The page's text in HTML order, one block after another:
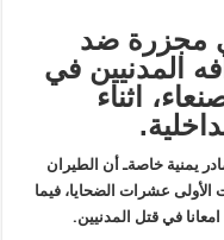
مجزرة ضد
المدنيين في
اثناء
يمنية خاصةـ أن الطيران
عشرات الضحايا، فيما
في قتل المدنيين.